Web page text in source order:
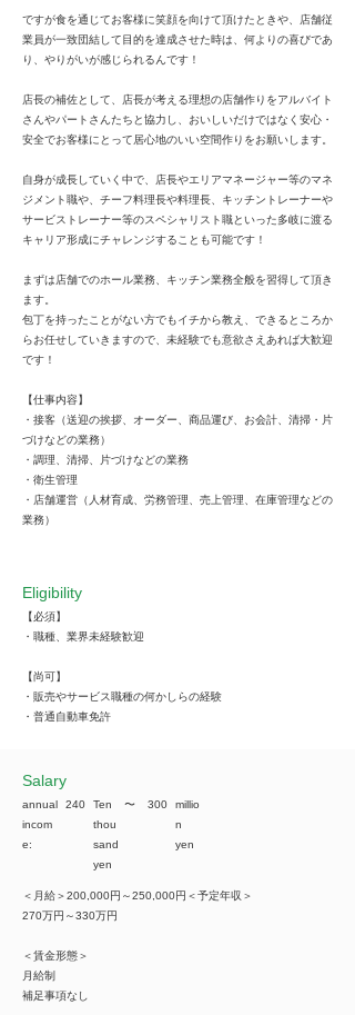
ですが食を通じてお客様に笑顔を向けて頂けたときや、店舗従
業員が一致団結して目的を達成させた時は、何よりの喜びであ
り、やりがいが感じられるんです！
店長の補佐として、店長が考える理想の店舗作りをアルバイト
さんやパートさんたちと協力し、おいしいだけではなく安心・
安全でお客様にとって居心地のいい空間作りをお願いします。
自身が成長していく中で、店長やエリアマネージャー等のマネ
ジメント職や、チーフ料理長や料理長、キッチントレーナーや
サービストレーナー等のスペシャリスト職といった多岐に渡る
キャリア形成にチャレンジすることも可能です！
まずは店舗でのホール業務、キッチン業務全般を習得して頂き
ます。
包丁を持ったことがない方でもイチから教え、できるところか
らお任せしていきますので、未経験でも意欲さえあれば大歓迎
です！
【仕事内容】
・接客（送迎の挨拶、オーダー、商品運び、お会計、清掃・片
づけなどの業務）
・調理、清掃、片づけなどの業務
・衛生管理
・店舗運営（人材育成、労務管理、売上管理、在庫管理などの
業務）
Eligibility
【必須】
・職種、業界未経験歓迎
【尚可】
・販売やサービス職種の何かしらの経験
・普通自動車免許
​Salary
annual
incom
e:
240
Ten
thou
sand
yen
​〜 300
millio
n
yen
＜月給＞200,000円～250,000円＜予定年収＞
270万円～330万円
＜賃金形態＞
月給制
補足事項なし